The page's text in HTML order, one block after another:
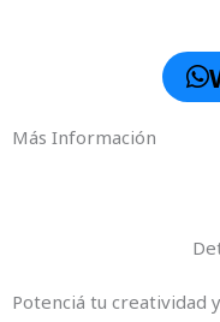
Más Información
Potenciá tu creatividad